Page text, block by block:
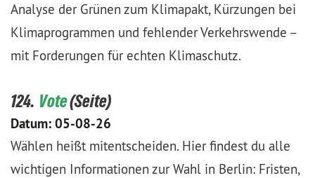
Analyse der Grünen zum Klimapakt, Kürzungen bei
Klimaprogrammen und fehlender Verkehrswende –
mit Forderungen für echten Klimaschutz.
124. Vote
Datum: 05-08-26
Wählen heißt mitentscheiden. Hier findest du alle
wichtigen Informationen zur Wahl in Berlin: Fristen,